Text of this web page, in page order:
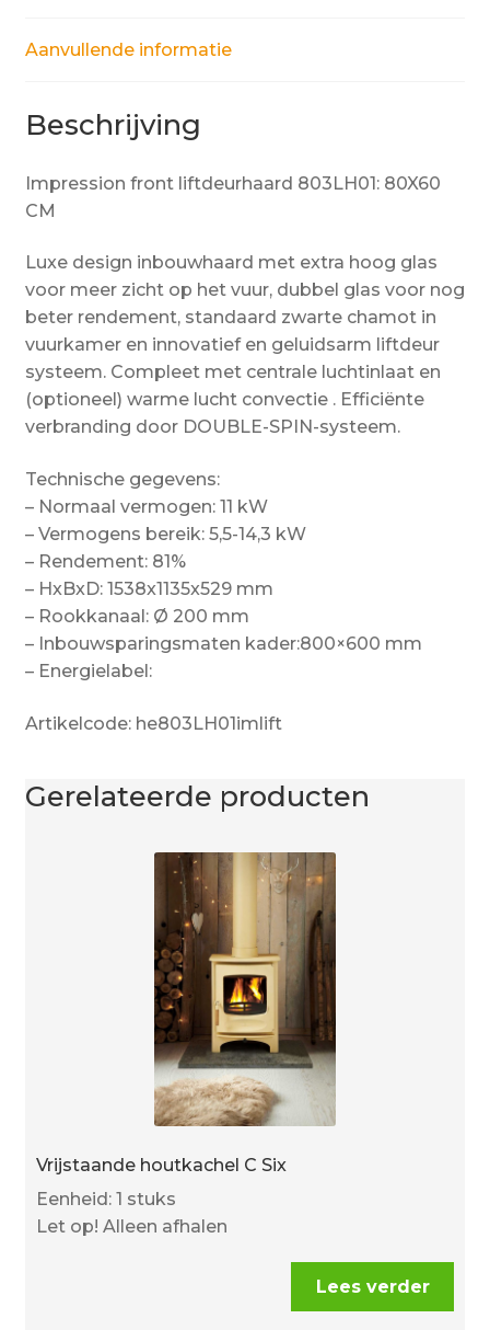
Aanvullende informatie
Beschrijving
Impression front liftdeurhaard 803LH01: 80X60
CM
Luxe design inbouwhaard met extra hoog glas
voor meer zicht op het vuur, dubbel glas voor nog
beter rendement, standaard zwarte chamot in
vuurkamer en innovatief en geluidsarm liftdeur
systeem. Compleet met centrale luchtinlaat en
(optioneel) warme lucht convectie . Efficiënte
verbranding door DOUBLE-SPIN-systeem.
Technische gegevens:
– Normaal vermogen: 11 kW
– Vermogens bereik: 5,5-14,3 kW
– Rendement: 81%
– HxBxD: 1538x1135x529 mm
– Rookkanaal: Ø 200 mm
– Inbouwsparingsmaten kader:800×600 mm
– Energielabel:
Artikelcode: he803LH01imlift
Gerelateerde producten
Vrijstaande houtkachel C Six
Eenheid: 1 stuks
Let op! Alleen afhalen
Lees verder